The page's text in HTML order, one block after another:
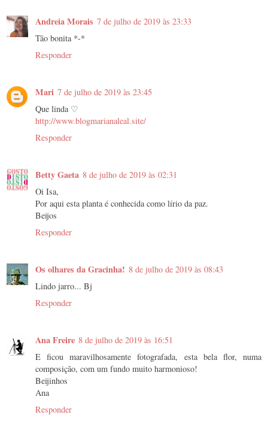
Andreia Morais 7 de julho de 2019 às 23:33
Tão bonita *-*
Responder
Mari 7 de julho de 2019 às 23:45
Que linda ♡
http://www.blogmarianaleal.site/
Responder
Betty Gaeta 8 de julho de 2019 às 02:31
Oi Isa,
Por aqui esta planta é conhecida como lírio da paz.
Beijos
Responder
Os olhares da Gracinha! 8 de julho de 2019 às 08:43
Lindo jarro... Bj
Responder
Ana Freire 8 de julho de 2019 às 16:51
E ficou maravilhosamente fotografada, esta bela flor, numa
composição, com um fundo muito harmonioso!
Beijinhos
Ana
Responder